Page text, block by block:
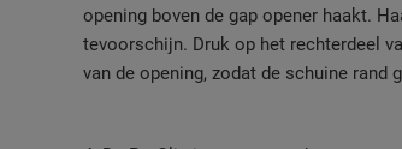
opening boven de gap opener haakt.
tevoorschijn. Druk op het rechterdeel
van de opening, zodat de schuine rand